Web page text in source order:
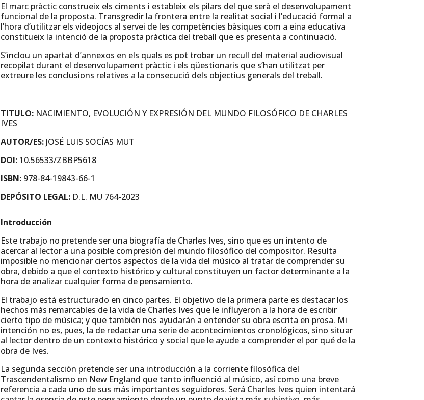
El marc pràctic construeix els ciments i estableix els pilars del que serà el desenvolupament
funcional de la proposta. Transgredir la frontera entre la realitat social i l’educació formal a
l’hora d’utilitzar els videojocs al servei de les competències bàsiques com a eina educativa
constitueix la intenció de la proposta pràctica del treball que es presenta a continuació.
S’inclou un apartat d’annexos en els quals es pot trobar un recull del material audiovisual
recopilat durant el desenvolupament pràctic i els qüestionaris que s’han utilitzat per
extreure les conclusions relatives a la consecució dels objectius generals del treball.
TITULO:NACIMIENTO, EVOLUCIÓN Y EXPRESIÓN DEL MUNDO FILOSÓFICO DE CHARLES
IVES
AUTOR/ES:JOSÉ LUIS SOCÍAS MUT
DOI:10.56533/ZBBP5618
ISBN: 978-84-19843-66-1
DEPÓSITO LEGAL:D.L. MU 764-2023
Introducción
Este trabajo no pretende ser una biografía de Charles Ives, sino que es un intento de
acercar al lector a una posible compresión del mundo filosófico del compositor. Resulta
imposible no mencionar ciertos aspectos de la vida del músico al tratar de comprender su
obra, debido a que el contexto histórico y cultural constituyen un factor determinante a la
hora de analizar cualquier forma de pensamiento.
El trabajo está estructurado en cinco partes. El objetivo de la primera parte es destacar los
hechos más remarcables de la vida de Charles Ives que le influyeron a la hora de escribir
cierto tipo de música; y que también nos ayudarán a entender su obra escrita en prosa. Mi
intención no es, pues, la de redactar una serie de acontecimientos cronológicos, sino situar
al lector dentro de un contexto histórico y social que le ayude a comprender el por qué de la
obra de Ives.
La segunda sección pretende ser una introducción a la corriente filosófica del
Trascendentalismo en New England que tanto influenció al músico, así como una breve
referencia a cada uno de sus más importantes seguidores. Será Charles Ives quien intentará